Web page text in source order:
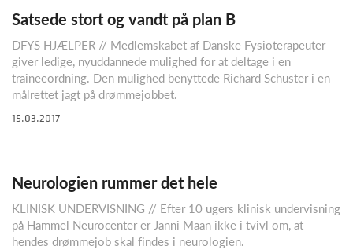
Satsede stort og vandt på plan B
DFYS HJÆLPER // Medlemskabet af Danske Fysioterapeuter
giver ledige, nyuddannede mulighed for at deltage i en
traineeordning. Den mulighed benyttede Richard Schuster i en
målrettet jagt på drømmejobbet.
15.03.2017
Neurologien rummer det hele
KLINISK UNDERVISNING // Efter 10 ugers klinisk undervisning
på Hammel Neurocenter er Janni Maan ikke i tvivl om, at
hendes drømmejob skal findes i neurologien.